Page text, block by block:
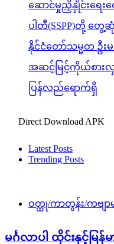
ဆောင်မှုညှိနှိုင်းရေး
ပါတီ(SSPP)တို့ တွေ့
နိုင်ငံတော်သမ္မတ ဦး
အဆင့်မြင့်ကိုယ်စားလှ
ပြန်လည်ရောက်ရှိ
Direct Download APK
Latest Posts
Trending Posts
ဝတ္ထု/ကာတွန်း/ကဗျာမ
မင်္ဂလာပါ ထိုင်းနှင့်မြန်မ